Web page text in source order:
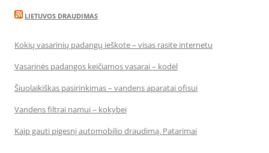
LIETUVOS DRAUDIMAS
Kokių vasarinių padangų ieškote – visas rasite internetu
Vasarinės padangos keičiamos vasarai – kodėl
Šiuolaikiškas pasirinkimas – vandens aparatai ofisui
Vandens filtrai namui – kokybei
Kaip gauti pigesnį automobilio draudimą. Patarimai